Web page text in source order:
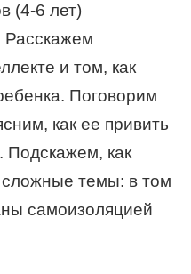
(4-6 лет)
Расскажем
и том, как
Поговорим
как ее привить
Подскажем, как
сложные темы: в том
самоизоляцией